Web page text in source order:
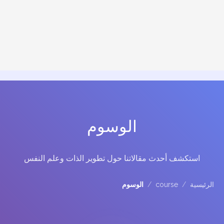
الوسوم
استكشف أحدث مقالاتنا حول تطوير الذات وعلم النفس
الرئيسية /
course
/ الوسوم